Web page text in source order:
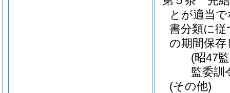
とが適当
書分類に
の期間保
(昭47
監委訓
(その他)